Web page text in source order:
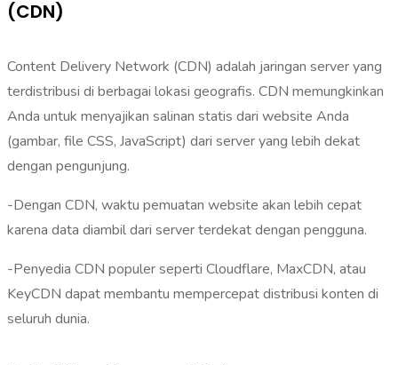
(CDN)
Content Delivery Network (CDN) adalah jaringan server yang
terdistribusi di berbagai lokasi geografis. CDN memungkinkan
Anda untuk menyajikan salinan statis dari website Anda
(gambar, file CSS, JavaScript) dari server yang lebih dekat
dengan pengunjung.
-Dengan CDN, waktu pemuatan website akan lebih cepat
karena data diambil dari server terdekat dengan pengguna.
-Penyedia CDN populer seperti Cloudflare, MaxCDN, atau
KeyCDN dapat membantu mempercepat distribusi konten di
seluruh dunia.